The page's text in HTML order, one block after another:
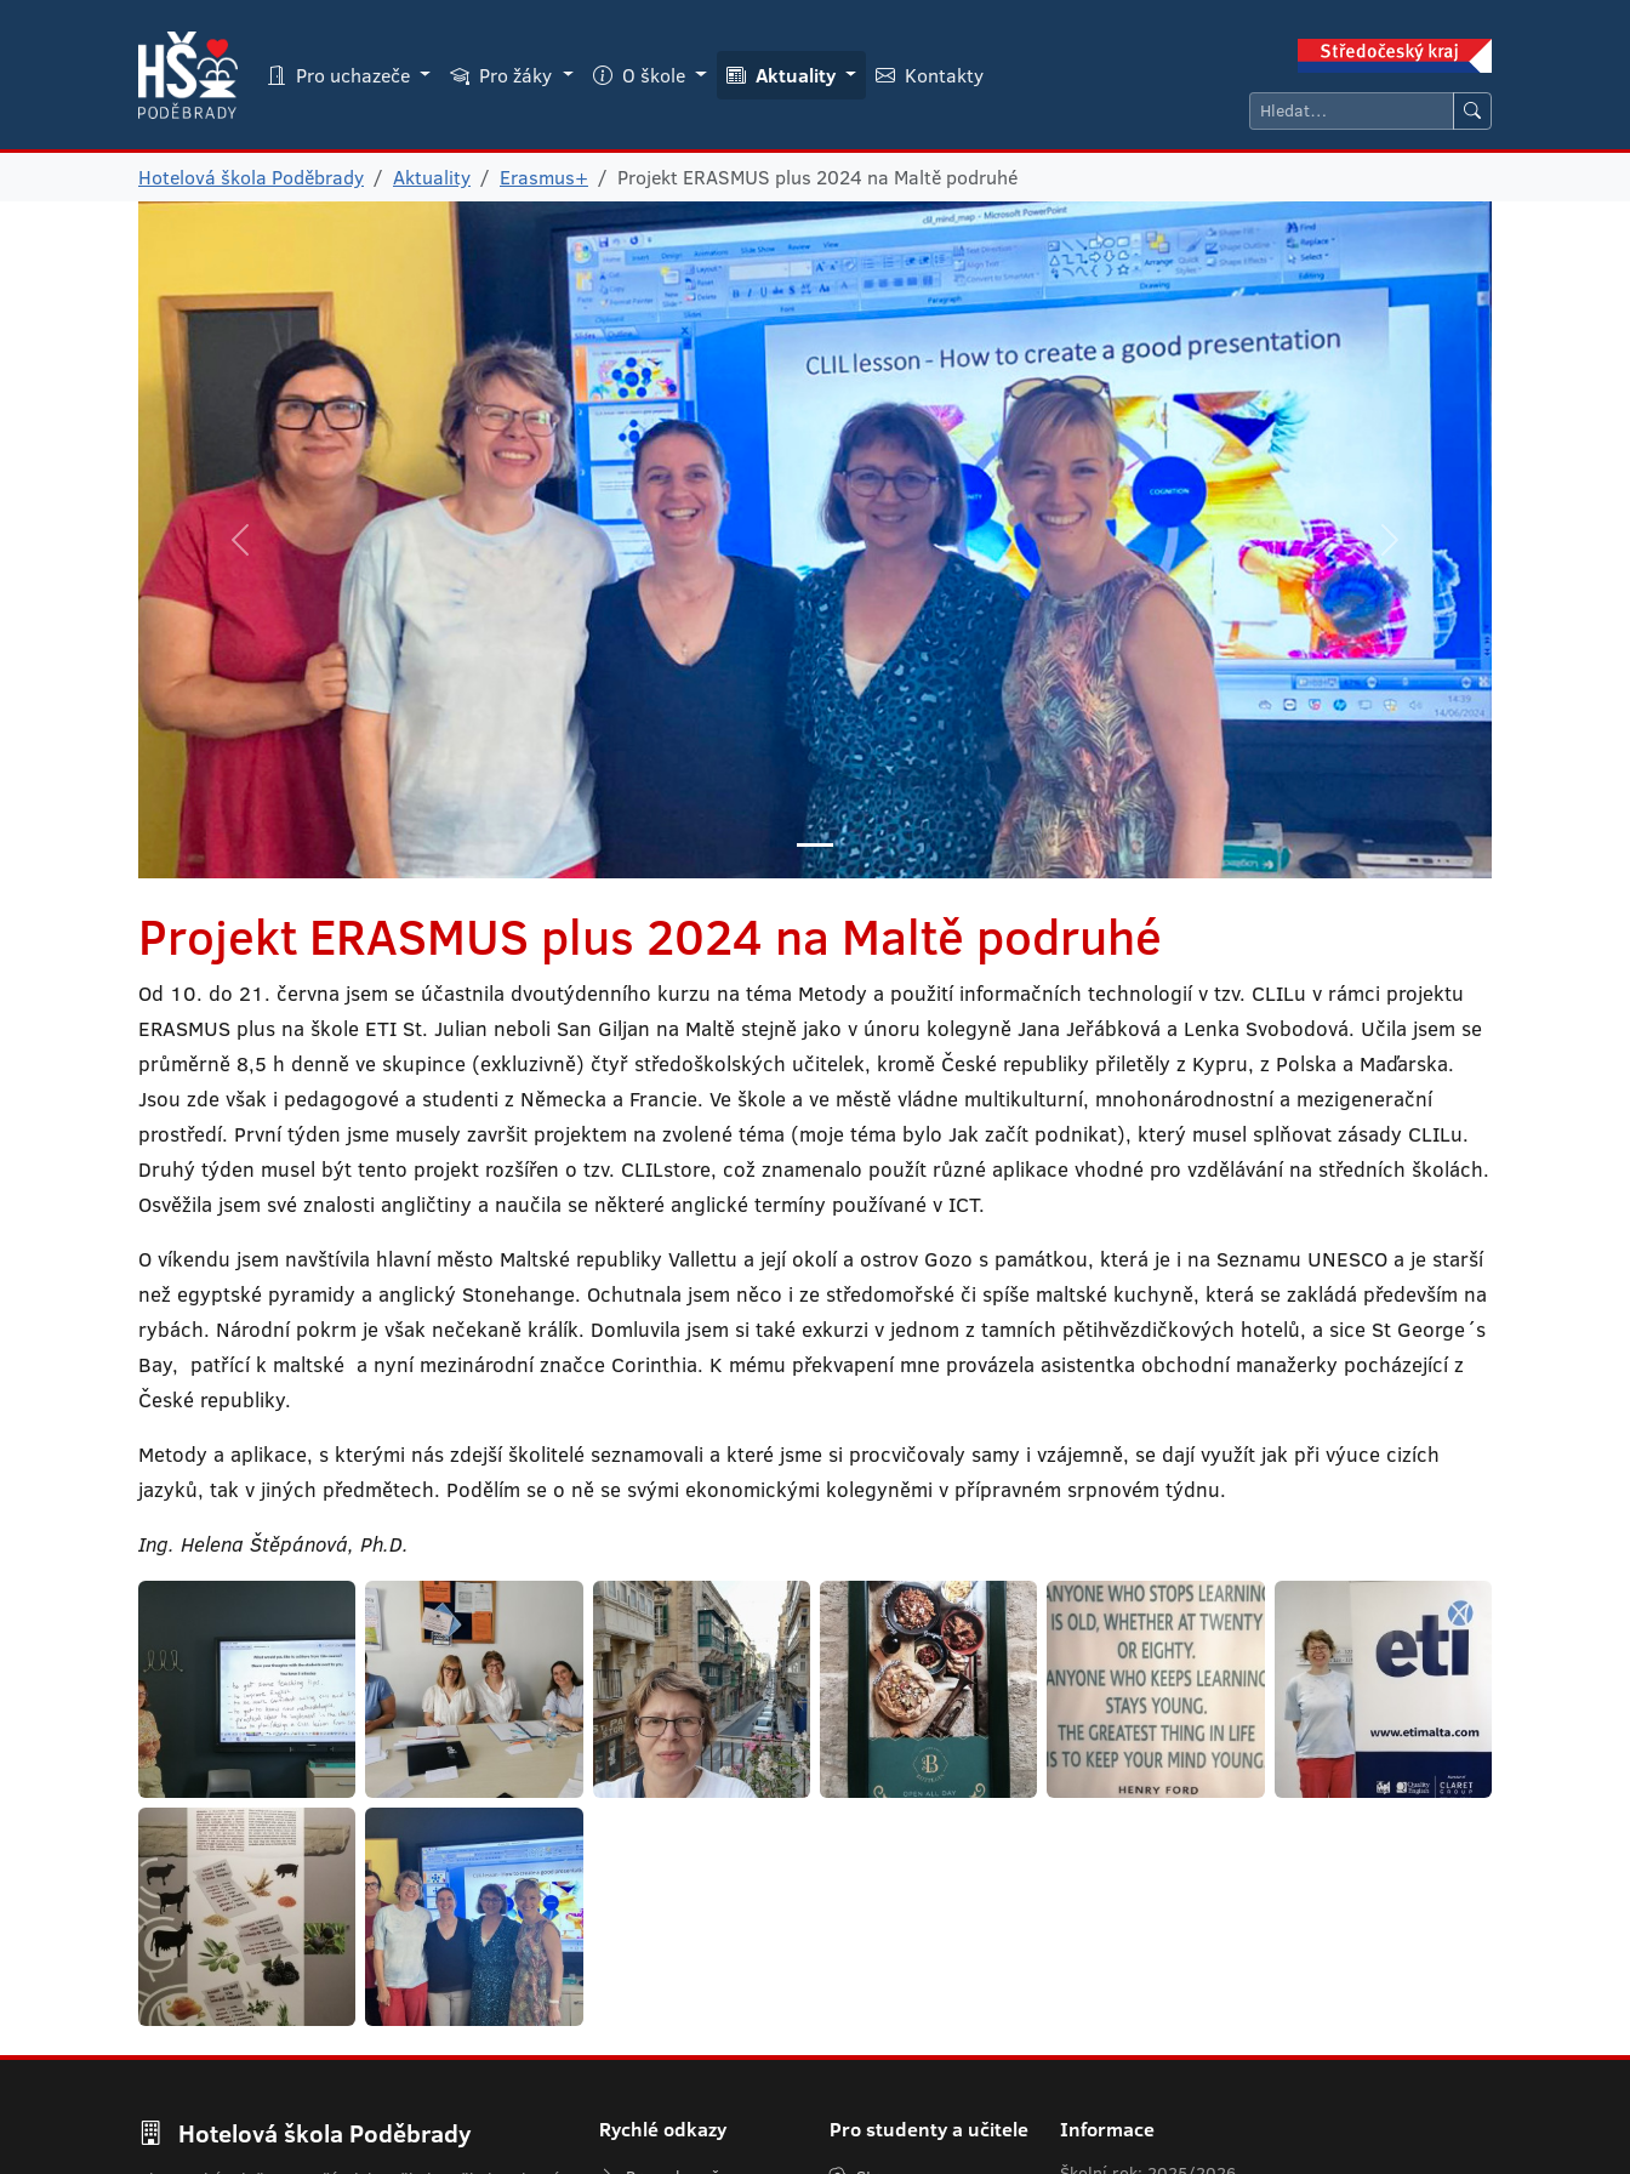
Pro uchazeče Pro žáky O škole Aktuality Kontakty
Hotelová škola Poděbrady Aktuality Erasmus+ Projekt ERASMUS plus 2024 na Maltě podruhé
Projekt ERASMUS plus 2024 na Maltě podruhé
Od 10. do 21. června jsem se účastnila dvoutýdenního kurzu na téma Metody a použití informačních technologií v tzv. CLILu v rámci projektu
ERASMUS plus na škole ETI St. Julian neboli San Giljan na Maltě stejně jako v únoru kolegyně Jana Jeřábková a Lenka Svobodová. Učila jsem se
průměrně 8,5 h denně ve skupince (exkluzivně) čtyř středoškolských učitelek, kromě České republiky přiletěly z Kypru, z Polska a Maďarska.
Jsou zde však i pedagogové a studenti z Německa a Francie. Ve škole a ve městě vládne multikulturní, mnohonárodnostní a mezigenerační
prostředí. První týden jsme musely završit projektem na zvolené téma (moje téma bylo Jak začít podnikat), který musel splňovat zásady CLILu.
Druhý týden musel být tento projekt rozšířen o tzv. CLILstore, což znamenalo použít různé aplikace vhodné pro vzdělávání na středních školách.
Osvěžila jsem své znalosti angličtiny a naučila se některé anglické termíny používané v ICT.
O víkendu jsem navštívila hlavní město Maltské republiky Vallettu a její okolí a ostrov Gozo s památkou, která je i na Seznamu UNESCO a je starší
než egyptské pyramidy a anglický Stonehange. Ochutnala jsem něco i ze středomořské či spíše maltské kuchyně, která se zakládá především na
rybách. Národní pokrm je však nečekaně králík. Domluvila jsem si také exkurzi v jednom z tamních pětihvězdičkových hotelů, a sice St George´s
Bay, patřící k maltské a nyní mezinárodní značce Corinthia. K mému překvapení mne provázela asistentka obchodní manažerky pocházející z
České republiky.
Metody a aplikace, s kterými nás zdejší školitelé seznamovali a které jsme si procvičovaly samy i vzájemně, se dají využít jak při výuce cizích
jazyků, tak v jiných předmětech. Podělím se o ně se svými ekonomickými kolegyněmi v přípravném srpnovém týdnu.
Ing. Helena Štěpánová, Ph.D.
Hotelová škola Poděbrady Rychlé odkazy Pro studenty a učitele Informace